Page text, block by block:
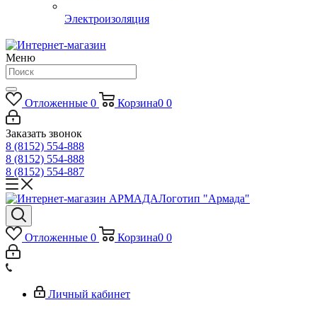
Электроизоляция
Меню
Отложенные 0 Корзина0 0
Заказать звонок
8 (8152) 554-888
8 (8152) 554-888
8 (8152) 554-887
Логотип "Армада"
Отложенные 0 Корзина0 0
Личный кабинет